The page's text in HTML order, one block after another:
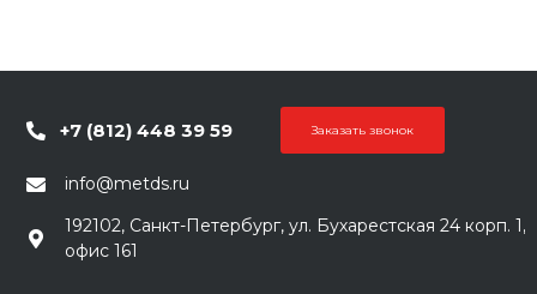
+7 (812) 448 39 59 Заказать звонок
info@metds.ru
192102, Санкт-Петербург, ул. Бухарестская 24 корп. 1,
офис 161